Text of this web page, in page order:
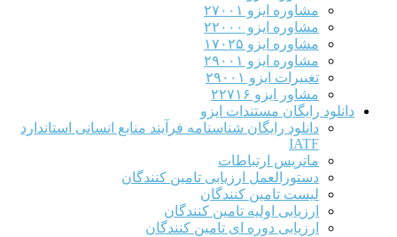
مشاوره ایزو ۲۷۰۰۱
مشاوره ایزو ۲۲۰۰۰
مشاوره ایزو ۱۷۰۲۵
مشاوره ایزو ۲۹۰۰۱
تغییرات ایزو ۲۹۰۰۱
مشاور ایزو ۲۲۷۱۶
دانلود رایگان مستندات ایزو
دانلود رایگان شناسنامه فرآیند منابع انسانی استاندارد
IATF
ماتریس ارتباطات
دستورالعمل ارزیابی تامین کنندگان
لیست تامین کنندگان
ارزیابی اولیه تامین کنندگان
ارزیابی دوره ای تامین کنندگان